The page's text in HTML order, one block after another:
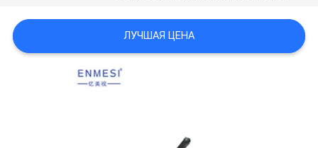
КАРТА
САЙТА
ЛУЧШАЯ ЦЕНА